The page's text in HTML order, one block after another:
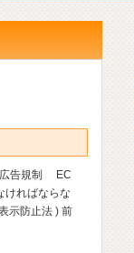
広告規制 EC
ければならな
示防止法 ) 前